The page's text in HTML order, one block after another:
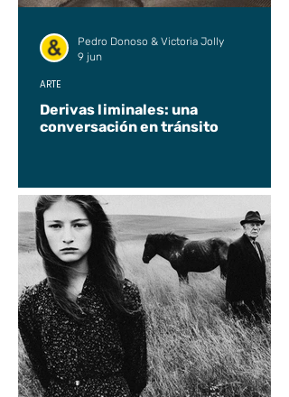
Derivas liminales: una
conversación en tránsito
ARTE
Pedro Donoso & Victoria Jolly
9 jun